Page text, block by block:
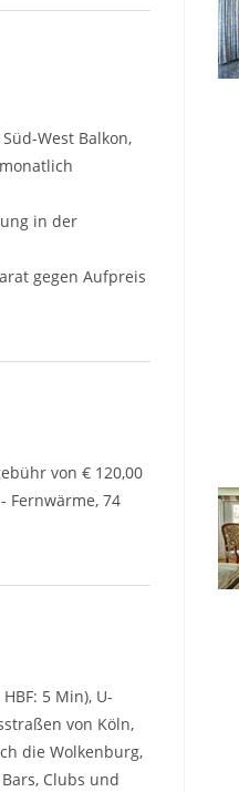
West Balkon,
in der
gegen Aufpreis
von € 120,00
Fernwärme, 74
5 Min), U-
von Köln,
die Wolkenburg,
Clubs und